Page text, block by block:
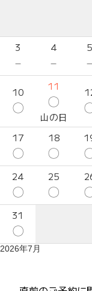
3
－
4
－
5
－
10
〇
11
〇
山の日
17
〇
18
〇
24
〇
25
〇
31
〇
2026年7月